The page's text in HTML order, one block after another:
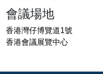
會議場地
香港灣仔博覽道1號
香港會議展覽中心